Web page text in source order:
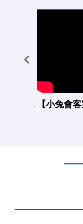
【小兔會客室】沙子是怎麼變成美麗的珍珠？後半段班學生在南應大國企系精彩的蛻變!